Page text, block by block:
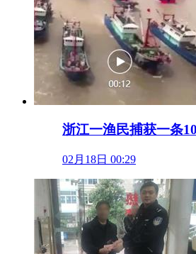
浙江一渔民捕获一条
02月18日 00:29